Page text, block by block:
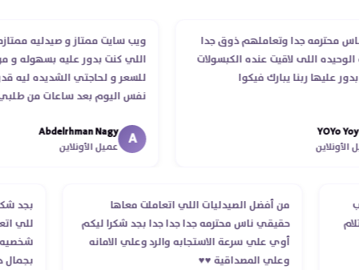
جدا وتعاملهم ذوق جدا
اللى لاقيت عنده الكبسولات
ربنا يبارك فيكوا
ويب سايت ممتاز و صيدليه ممتازه
اللي كنت بدور عليه بسهوله و من
للسعر و لحاجتي الشديده ليه قدر
نفس اليوم بعد ساعات من طلبي و
انتهاء موعد عمله ..فضل يتابع معايا
استلمت ..شكرا جزيلا ليكم
Abdelrhman Nagy
عميل الأونلاين
من أفضل الصيدليات اللي اتعاملت معاها
حقيقي ناس محترمه جدا جدا جدا بجد شكرا ليكم
أوي علي سرعة الاستجابه والرد وعلي الامانه
وعلي المصداقية ♥️♥️‏